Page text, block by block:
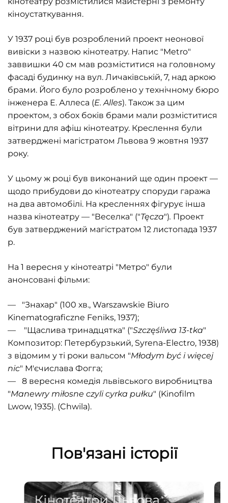
кіноустаткування.
У 1937 році був розроблений проект неонової
вивіски з назвою кінотеатру. Напис "Metro"
заввишки 40 см мав розміститися на головному
фасаді будинку на вул. Личаківській, 7, над аркою
брами. Його було розроблено у технічному бюро
інженера Е. Аллеса (Е.Alles). Також за цим
проектом, з обох боків брами мали розміститися
вітрини для афіш кінотеатру. Креслення були
затверджені магістратом Львова 9 жовтня 1937
року.
У цьому ж році був виконаний ще один проект —
щодо прибудови до кінотеатру споруди гаража
на два автомобілі. На кресленнях фігурує інша
назва кінотеатру — "Веселка" ("Tęcza"). Проект
був затверджений магістратом 12 листопада 1937
р.
На 1 вересня у кінотеатрі "Метро" були
анонсовані фільми:
— "Знахар" (100 хв., Warszawskie Biuro
Kinematograficzne Feniks, 1937);
— "Щаслива тринадцятка" ("Szczęśliwa 13-tka"
Композитор: Петербурзький, Syrena-Electro, 1938)
з відомим у ті роки вальсом "Młodym być i więcej
nic" М'єчислава Фогга;
— 8 вересня комедія львівського виробництва
"Manewry miłosne czyli cуrka pułku" (Kinofilm
Lwow, 1935). (Chwila).
Пов'язані історії
Кінотеатри Львова